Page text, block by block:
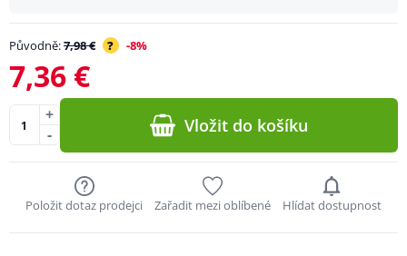
Původně:7,98 € ? -8%
7,36 €
-
+ Vložit do košíku
Položit dotaz prodejci Zařadit mezi oblíbené Hlídat dostupnost